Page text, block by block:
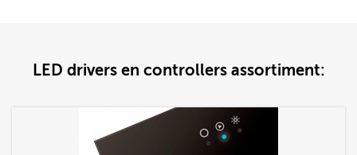
LED drivers en controllers assortiment: